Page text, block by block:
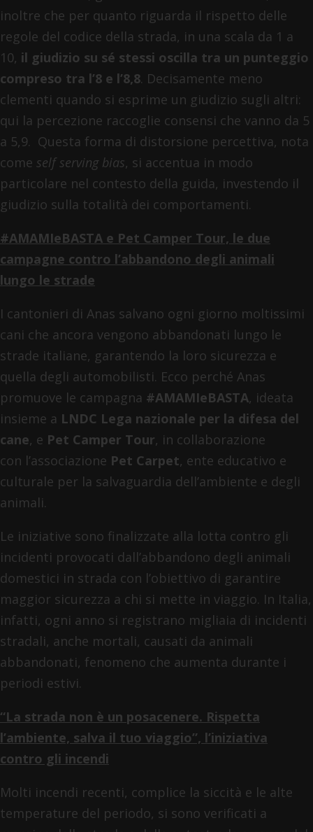
inoltre che per quanto riguarda il rispetto delle
regole del codice della strada, in una scala da 1 a
10, il giudizio su sé stessi oscilla tra un punteggio
compreso tra l’8 e l’8,8. Decisamente meno
clementi quando si esprime un giudizio sugli altri:
qui la percezione raccoglie consensi che vanno da 5
a 5,9. Questa forma di distorsione percettiva, nota
come self serving bias, si accentua in modo
particolare nel contesto della guida, investendo il
giudizio sulla totalità dei comportamenti.
#AMAMIeBASTA e Pet Camper Tour, le due
campagne contro l’abbandono degli animali
lungo le strade
I cantonieri di Anas salvano ogni giorno moltissimi
cani che ancora vengono abbandonati lungo le
strade italiane, garantendo la loro sicurezza e
quella degli automobilisti. Ecco perché Anas
promuove le campagna #AMAMIeBASTA, ideata
insieme a LNDC Lega nazionale per la difesa del
cane, e Pet Camper Tour, in collaborazione
con l’associazione Pet Carpet, ente educativo e
culturale per la salvaguardia dell’ambiente e degli
animali.
Le iniziative sono finalizzate alla lotta contro gli
incidenti provocati dall’abbandono degli animali
domestici in strada con l’obiettivo di garantire
maggior sicurezza a chi si mette in viaggio. In Italia,
infatti, ogni anno si registrano migliaia di incidenti
stradali, anche mortali, causati da animali
abbandonati, fenomeno che aumenta durante i
periodi estivi.
“La strada non è un posacenere. Rispetta
l’ambiente, salva il tuo viaggio”, l’iniziativa
contro gli incendi
Molti incendi recenti, complice la siccità e le alte
temperature del periodo, si sono verificati a